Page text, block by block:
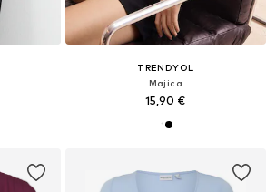
TRENDYOL
Majica
15,90 €